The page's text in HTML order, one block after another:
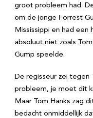
groot probleem had.
om de jonge Forrest
Mississippi en had een
absoluut niet zoals
Gump speelde.
De regisseur zei tegen
probleem, je moet dit
Maar Tom Hanks zag
bedacht onmiddellijk